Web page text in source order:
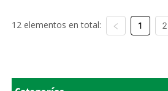
12 elementos en total: 1 2